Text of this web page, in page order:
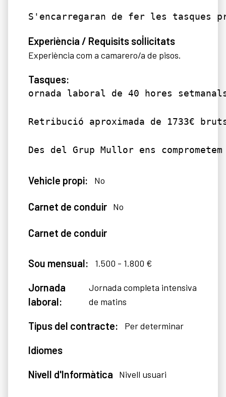
S'encarregaran de fer les
Experiència / Requisits sol·licitats
Experiència com a camarero/a de pisos.
Tasques:
ornada laboral de 40 hores
Retribució aproximada de 1733€
Des del Grup Mullor ens
Vehicle propi: No
Carnet de conduir No
Carnet de conduir
Sou mensual: 1.500 - 1.800 €
Jornada
laboral:
Jornada completa intensiva
de matins
Tipus del contracte: Per determinar
Idiomes
Nivell d'Informàtica
Nivell usuari